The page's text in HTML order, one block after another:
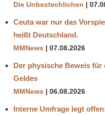
KRITIKER
OMERTA
PANDEMIE
PROF.
STREEK
SELBSTMORD
Die Unbestechlichen
Ceuta war nur das
heißt Deutschland.
MMNews 07.08.2026
Der physische Beweis
Geldes
MMNews 06.08.2026
Interne Umfrage legt